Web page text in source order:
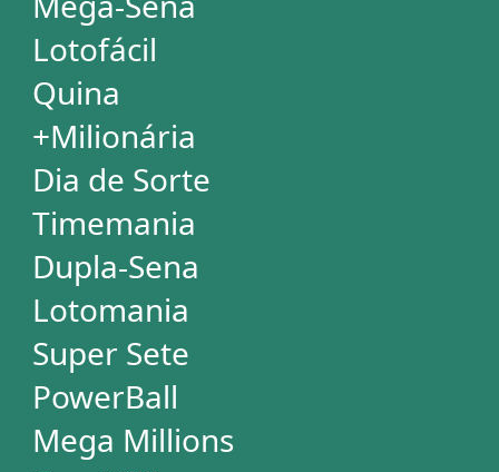
Conferidor de Apostas
Desdobramentos Especiais
Impressão de Volantes
SUPORTE
Idioma
Dúvidas
Termos de Uso
Privacidade
Fale conosco